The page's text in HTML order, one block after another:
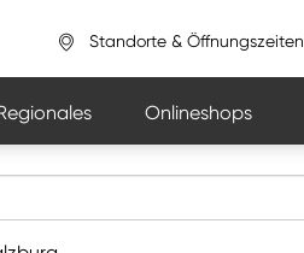
Standorte & Öffnungszeiten
Onlineshops